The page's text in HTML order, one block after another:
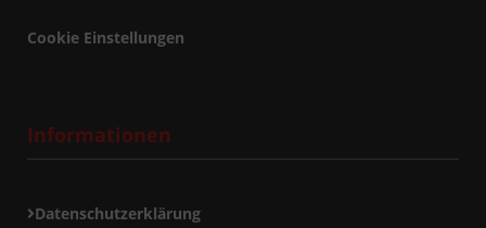
Cookie Einstellungen
Informationen
Datenschutzerklärung